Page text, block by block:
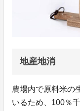
地産地消
農場内で原料米の
いるため、100％